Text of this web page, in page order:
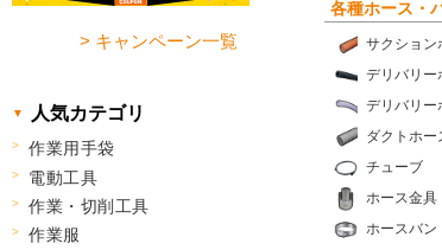
各種ホース・
サクション
デリバリー
デリバリー
ダクトホー
チューブ
ホース金具
ホースバン
> キャンペーン一覧
人気カテゴリ
作業用手袋
電動工具
作業・切削工具
作業服